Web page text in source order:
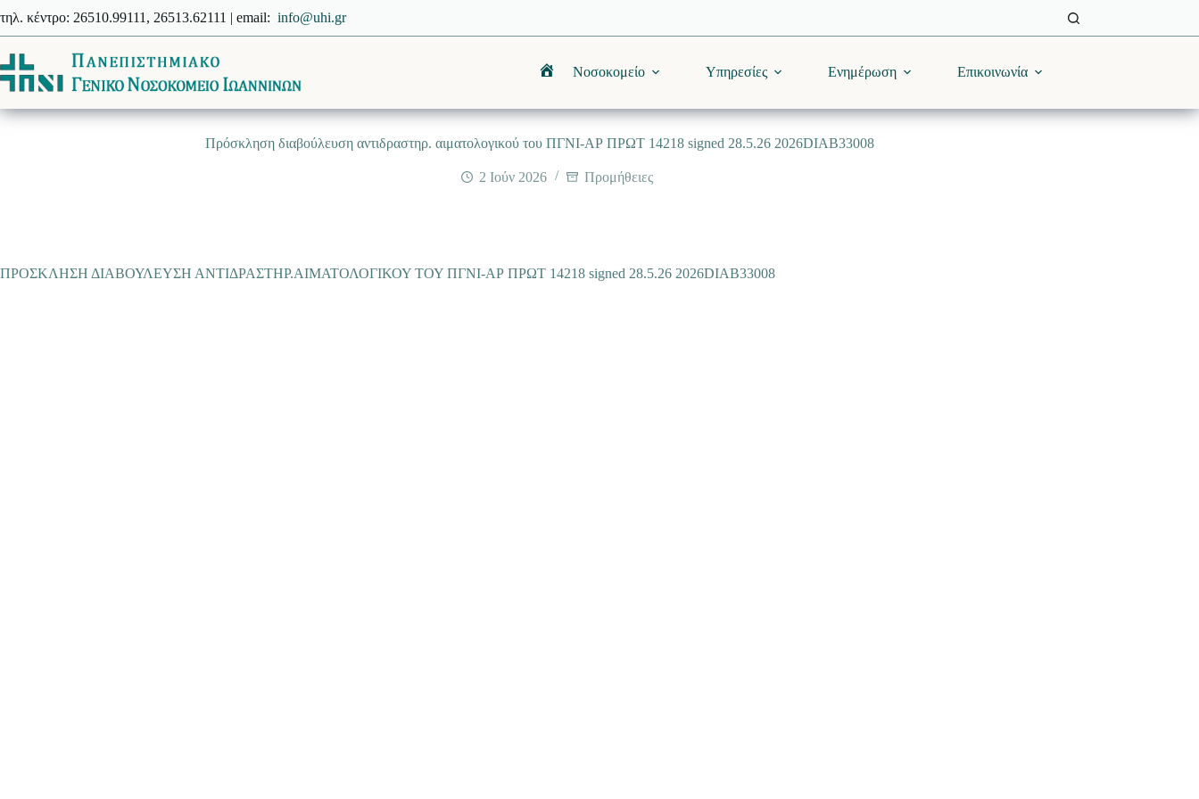
στο
περιεχόμενο
τηλ. κέντρο: 26510.99111, 26513.62111 | email: info@uhi.gr
ΑρχικήΝοσοκομείο Υπηρεσίες Ενημέρωση Επικοινωνία
Πρόσκληση διαβούλευση αντιδραστηρ. αιματολογικού του ΠΓΝΙ-ΑΡ ΠΡΩΤ 14218 signed 28.5.26 2026DIAB33008
2 Ιούν 2026 Προμήθειες
ΠΡΟΣΚΛΗΣΗ ΔΙΑΒΟΥΛΕΥΣΗ ΑΝΤΙΔΡΑΣΤΗΡ.ΑΙΜΑΤΟΛΟΓΙΚΟΥ ΤΟΥ ΠΓΝΙ-ΑΡ ΠΡΩΤ 14218 signed 28.5.26 2026DIAB33008